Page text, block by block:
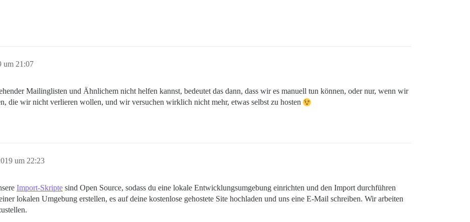
um 21:07
Mailinglisten und Ähnlichem nicht helfen kannst, bedeutet das dann, dass wir es manuell tun können, oder nur, wenn wir
die wir nicht verlieren wollen, und wir versuchen wirklich nicht mehr, etwas selbst zu hosten
um 22:23
Import-Skripte sind Open Source, sodass du eine lokale Entwicklungsumgebung einrichten und den Import durchführen
lokalen Umgebung erstellen, es auf deine kostenlose gehostete Site hochladen und uns eine E-Mail schreiben. Wir arbeiten